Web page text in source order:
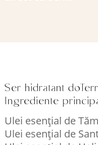
Ser hidratant
Ingrediente
Ulei esențial de
Ulei esențial de